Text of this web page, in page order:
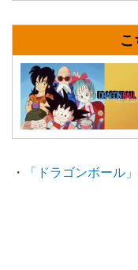
・ 「ドラゴンボール